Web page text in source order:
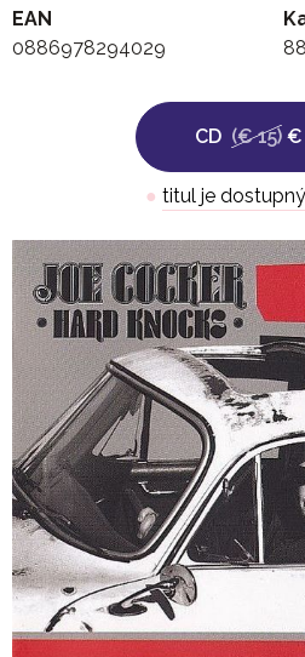
7. Stay The Same
EAN
0886978294029
CD (€ 15) €
● titul je